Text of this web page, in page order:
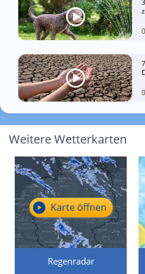
Weitere Wetterkarten
Regenradar
Karte öffnen